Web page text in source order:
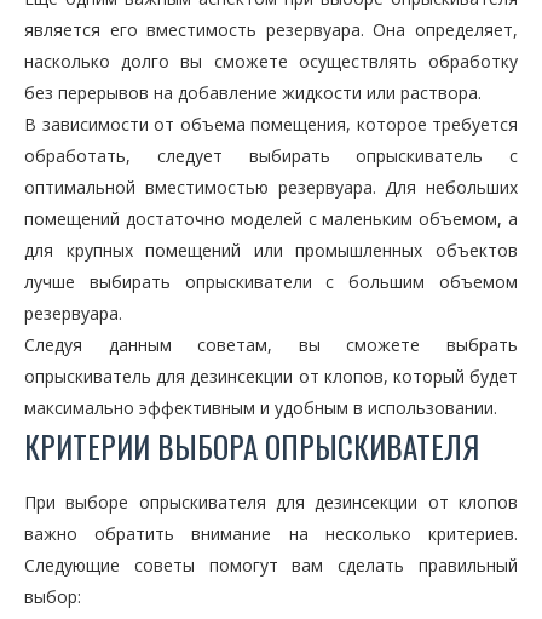
является его вместимость резервуара. Она определяет,
насколько долго вы сможете осуществлять обработку
без перерывов на добавление жидкости или раствора.
В зависимости от объема помещения, которое требуется
обработать, следует выбирать опрыскиватель с
оптимальной вместимостью резервуара. Для небольших
помещений достаточно моделей с маленьким объемом, а
для крупных помещений или промышленных объектов
лучше выбирать опрыскиватели с большим объемом
резервуара.
Следуя данным советам, вы сможете выбрать
опрыскиватель для дезинсекции от клопов, который будет
максимально эффективным и удобным в использовании.
КРИТЕРИИ ВЫБОРА ОПРЫСКИВАТЕЛЯ
При выборе опрыскивателя для дезинсекции от клопов
важно обратить внимание на несколько критериев.
Следующие советы помогут вам сделать правильный
выбор: